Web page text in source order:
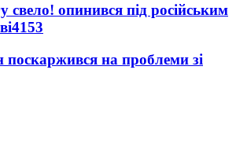
свело! опинився під російським
4153
на проблеми зі